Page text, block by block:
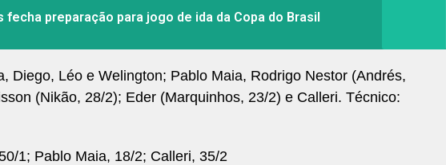
fecha preparação para jogo de ida da Copa do Brasil
Diego, Léo e Welington; Pablo Maia, Rodrigo Nestor (Andrés,
(Nikão, 28/2); Eder (Marquinhos, 23/2) e Calleri. Técnico:
1; Pablo Maia, 18/2; Calleri, 35/2